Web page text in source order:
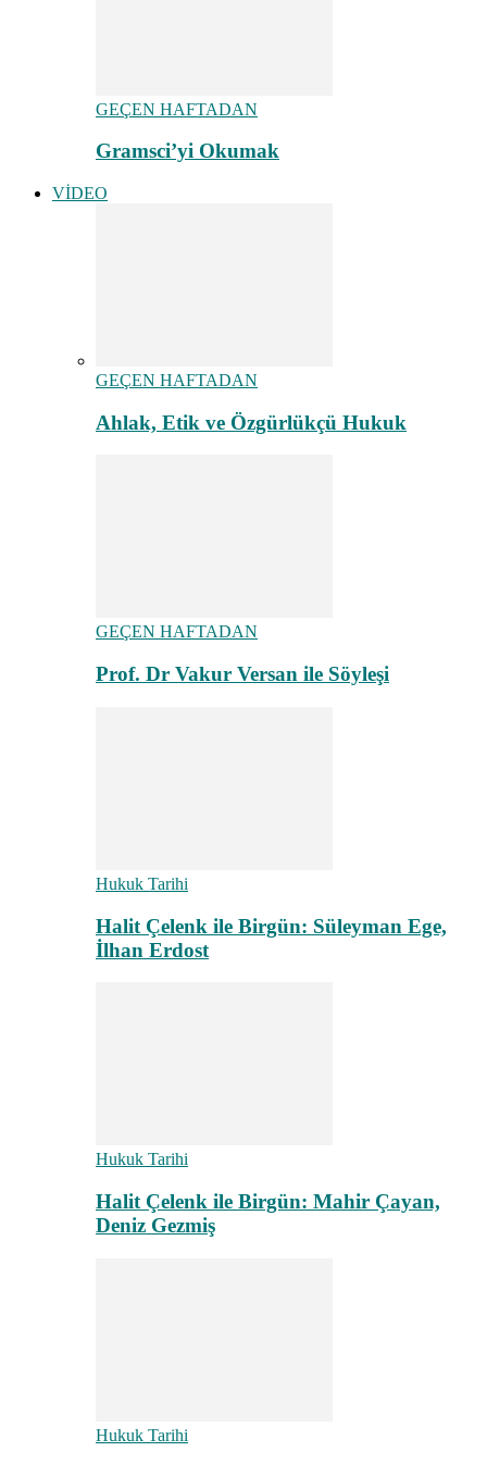
GEÇEN HAFTADAN
Gramsci’yi Okumak
VİDEO
GEÇEN HAFTADAN
Ahlak, Etik ve Özgürlükçü Hukuk
GEÇEN HAFTADAN
Prof. Dr Vakur Versan ile Söyleşi
Hukuk Tarihi
Halit Çelenk ile Birgün: Süleyman Ege,
İlhan Erdost
Hukuk Tarihi
Halit Çelenk ile Birgün: Mahir Çayan,
Deniz Gezmiş
Hukuk Tarihi